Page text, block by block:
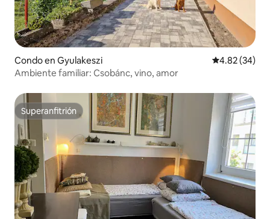
Condo en Gyulakeszi Calificación
4.82 (34)
Ambiente familiar: Csobánc, vino, amor
Superanfitrión
Superanfitrión